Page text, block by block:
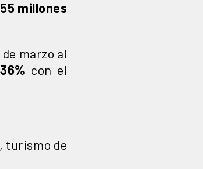
millones
marzo al
con el
turismo de